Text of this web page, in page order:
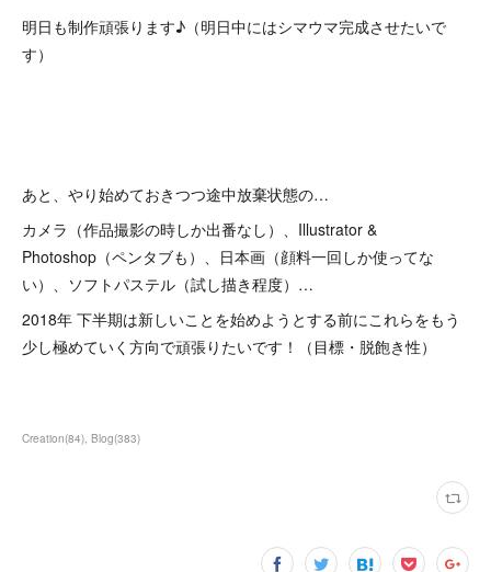
明日も制作頑張ります♪（明日中にはシマウマ完成させたいで
す）
あと、やり始めておきつつ途中放棄状態の…
カメラ（作品撮影の時しか出番なし）、Illustrator &
Photoshop（ペンタブも）、日本画（顔料一回しか使ってな
い）、ソフトパステル（試し描き程度）…
2018年 下半期は新しいことを始めようとする前にこれらをもう
少し極めていく方向で頑張りたいです！（目標・脱飽き性）
Creation(84) Blog(383)